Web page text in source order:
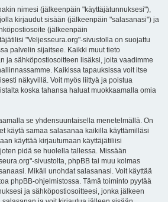
nimesi (jälkeenpäin "käyttäjätunnuksesi"),
kirjaudut sisään (jälkeenpäin "salasanasi") ja
(jälkeenpäin
"Veljesseura.org"-sivustolla on suojattu
palvelin sijaitsee. Kaikki muut tieto
ja sähköpostiosoitteen lisäksi, joita vaadimme
Kaikissa tapauksissa voit itse
näkyvillä. Voit myös liittyä ja poistua
koska tahansa haluat muokkaamalla omia
se yhdensuuntaisella menetelmällä. On
käytä samaa salasanaa kaikilla käyttämilläsi
käyttää kirjautumaan käyttäjätiliisi
pidä se huolella tallessa. Missään
sivustolta, phpBB tai muu kolmas
Mikäli unohdat salasanasi. Voit käyttää
phpBB-ohjelmistossa. Tämä toiminto pyytää
ja sähköpostiosoitteesi, jonka jälkeen